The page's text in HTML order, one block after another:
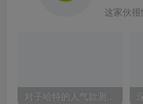
这家伙
对子哈特的人气款测评，推荐！